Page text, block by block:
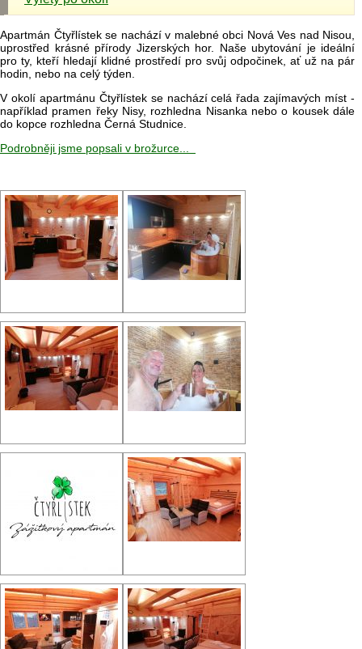
Apartmán Čtyřlístek se nachází v malebné obci Nová Ves nad Nisou,
uprostřed krásné přírody Jizerských hor. Naše ubytování je ideální
pro ty, kteří hledají klidné prostředí pro svůj odpočinek, ať už na pár
hodin, nebo na celý týden.
V okolí apartmánu Čtyřlístek se nachází celá řada zajímavých míst -
například pramen řeky Nisy, rozhledna Nisanka nebo o kousek dále
do kopce rozhledna Černá Studnice.
Podrobněji jsme popsali v brožurce...